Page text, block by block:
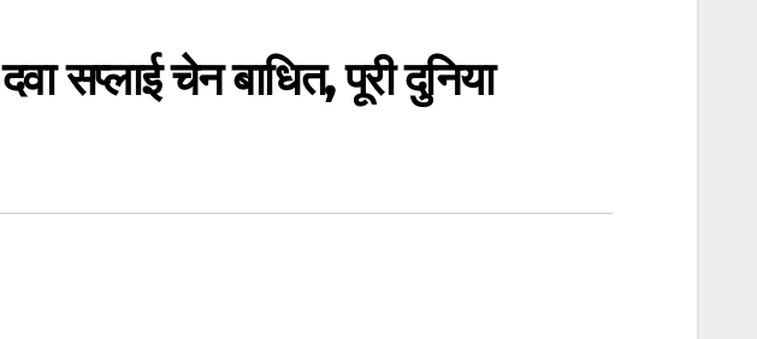
सप्लाई चेन बाधित, पूरी दुनिया